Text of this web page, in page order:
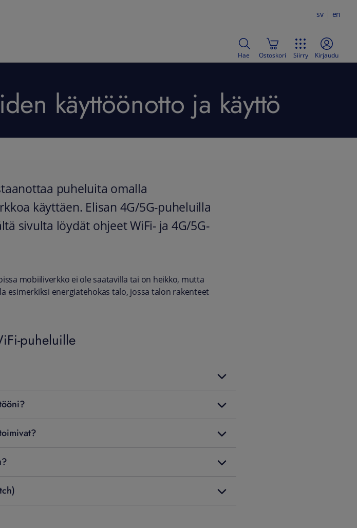
sv en
Hae Ostoskori Siirry Kirjaudu
käyttöönotto ja käyttö
puheluita omalla
käyttäen. Elisan 4G/5G-puheluilla
sivulta löydät ohjeet WiFi- ja 4G/5G-
mobiiliverkko ei ole saatavilla tai on heikko, mutta
esimerkiksi energiatehokas talo, jossa talon rakenteet
puheluille